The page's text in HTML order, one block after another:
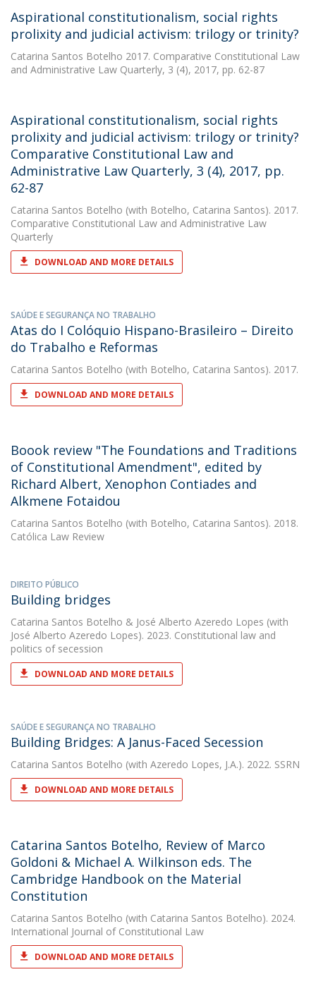
Aspirational constitutionalism, social rights
prolixity and judicial activism: trilogy or trinity?
Catarina Santos Botelho 2017. Comparative Constitutional Law
and Administrative Law Quarterly, 3 (4), 2017, pp. 62-87
Aspirational constitutionalism, social rights
prolixity and judicial activism: trilogy or trinity?
Comparative Constitutional Law and
Administrative Law Quarterly, 3 (4), 2017, pp.
62-87
Catarina Santos Botelho (with Botelho, Catarina Santos). 2017.
Comparative Constitutional Law and Administrative Law
Quarterly
DOWNLOAD AND MORE DETAILS
SAÚDE E SEGURANÇA NO TRABALHO
Atas do I Colóquio Hispano-Brasileiro – Direito
do Trabalho e Reformas
Catarina Santos Botelho (with Botelho, Catarina Santos). 2017.
DOWNLOAD AND MORE DETAILS
Boook review "The Foundations and Traditions
of Constitutional Amendment", edited by
Richard Albert, Xenophon Contiades and
Alkmene Fotaidou
Catarina Santos Botelho (with Botelho, Catarina Santos). 2018.
Católica Law Review
DIREITO PÚBLICO
Building bridges
Catarina Santos Botelho & José Alberto Azeredo Lopes (with
José Alberto Azeredo Lopes). 2023. Constitutional law and
politics of secession
DOWNLOAD AND MORE DETAILS
SAÚDE E SEGURANÇA NO TRABALHO
Building Bridges: A Janus-Faced Secession
Catarina Santos Botelho (with Azeredo Lopes, J.A.). 2022. SSRN
DOWNLOAD AND MORE DETAILS
Catarina Santos Botelho, Review of Marco
Goldoni & Michael A. Wilkinson eds. The
Cambridge Handbook on the Material
Constitution
Catarina Santos Botelho (with Catarina Santos Botelho). 2024.
International Journal of Constitutional Law
DOWNLOAD AND MORE DETAILS